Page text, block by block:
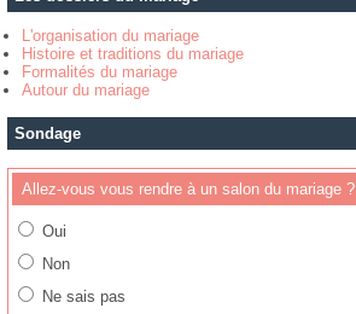
L'organisation du mariage
Histoire et traditions du mariage
Formalités du mariage
Autour du mariage
Sondage
Allez-vous vous rendre à un salon du mariage ?
Oui
Non
Ne sais pas